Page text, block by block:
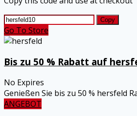
Copy
Go To Store
Bis zu 50 % Rabatt auf
No Expires
Genießen Sie bis zu 50 % hersfeld
ANGEBOT